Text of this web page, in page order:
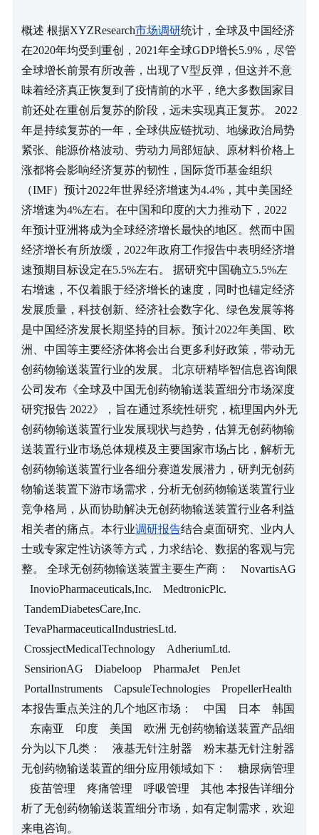
概述 根据XYZResearch市场调研统计，全球及中国经济
在2020年均受到重创，2021年全球GDP增长5.9%，尽管
全球增长前景有所改善，出现了V型反弹，但这并不意
味着经济真正恢复到了疫情前的水平，绝大多数国家目
前还处在重创后复苏的阶段，远未实现真正复苏。 2022
年是持续复苏的一年，全球供应链扰动、地缘政治局势
紧张、能源价格波动、劳动力局部短缺、原材料价格上
涨都将会影响经济复苏的韧性，国际货币基金组织
（IMF）预计2022年世界经济增速为4.4%，其中美国经
济增速为4%左右。在中国和印度的大力推动下，2022
年预计亚洲将成为全球经济增长最快的地区。然而中国
经济增长有所放缓，2022年政府工作报告中表明经济增
速预期目标设定在5.5%左右。 据研究中国确立5.5%左
右增速，不仅着眼于经济增长的速度，同时也锚定经济
发展质量，科技创新、经济社会数字化、绿色发展等将
是中国经济发展长期坚持的目标。预计2022年美国、欧
洲、中国等主要经济体将会出台更多利好政策，带动无
创药物输送装置行业的发展。 北京研精毕智信息咨询限
公司发布《全球及中国无创药物输送装置细分市场深度
研究报告 2022》，旨在通过系统性研究，梳理国内外无
创药物输送装置行业发展现状与趋势，估算无创药物输
送装置行业市场总体规模及主要国家市场占比，解析无
创药物输送装置行业各细分赛道发展潜力，研判无创药
物输送装置下游市场需求，分析无创药物输送装置行业
竞争格局，从而协助解决无创药物输送装置行业各利益
相关者的痛点。本行业调研报告结合桌面研究、业内人
士或专家定性访谈等方式，力求结论、数据的客观与完
整。 全球无创药物输送装置主要生产商：    NovartisAG
InovioPharmaceuticals,Inc.    MedtronicPlc.
TandemDiabetesCare,Inc.
TevaPharmaceuticalIndustriesLtd.
CrossjectMedicalTechnology    AdheriumLtd.
SensirionAG    Diabeloop    PharmaJet    PenJet
PortalInstruments    CapsuleTechnologies    PropellerHealth
本报告重点关注的几个地区市场：    中国    日本    韩国
东南亚    印度    美国    欧洲 无创药物输送装置产品细
分为以下几类：    液基无针注射器    粉末基无针注射器
无创药物输送装置的细分应用领域如下：    糖尿病管理
疫苗管理    疼痛管理    呼吸管理    其他 本报告详细分
析了无创药物输送装置细分市场，如有定制需求，欢迎
来电咨询。